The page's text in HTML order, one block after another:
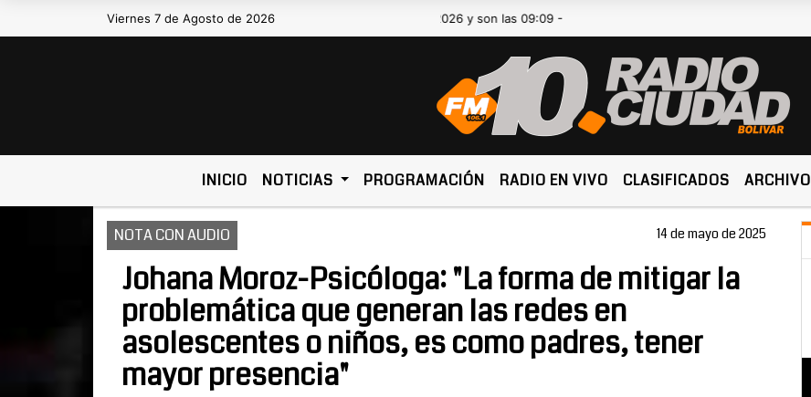
Viernes 7 de Agosto de 2026Hoy es Viernes 7 de Agosto de 2026 y son las 09:09 -
INICIO NOTICIAS PROGRAMACIÓN RADIO EN VIVO CLASIFICADOS ARCHIVO
NOTA CON AUDIO 14 de mayo de 2025
Johana Moroz-Psicóloga: "La forma de mitigar la
problemática que generan las redes en
asolescentes o niños, es como padres, tener
mayor presencia"